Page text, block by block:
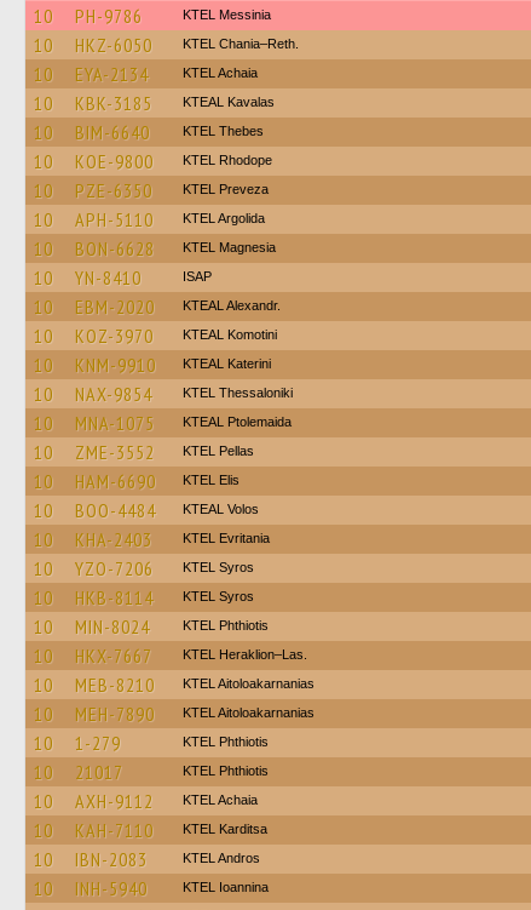
10 PH-9786 KTEL Messinia
10 HKZ-6050 KTEL Chania–Reth.
10 EYA-2134 KTEL Achaia
10 KBK-3185 KTEAL Kavalas
10 BIM-6640 KTEL Thebes
10 KOE-9800 KTEL Rhodope
10 PZE-6350 KTEL Preveza
10 APH-5110 KTEL Argolida
10 BON-6628 ΚΤΕL Magnesia
10 YN-8410 ISAP
10 EBM-2020 KTEAL Alexandr.
10 KOZ-3970 KTEAL Komotini
10 KNM-9910 KTEAL Katerini
10 NAX-9854 KTEL Thessaloniki
10 MNA-1075 KTEAL Ptolemaida
10 ZME-3552 KTEL Pellas
10 HAM-6690 KTEL Elis
10 BOO-4484 KTEAL Volos
10 KHA-2403 ΚΤΕL Evritania
10 YZO-7206 KTEL Syros
10 HKB-8114 KTEL Syros
10 MIN-8024 ΚΤΕL Phthiotis
10 HKX-7667 KTEL Heraklion–Las.
10 MEB-8210 KTEL Aitoloakarnanias
10 MEH-7890 KTEL Aitoloakarnanias
10 1-279 ΚΤΕL Phthiotis
10 21017 ΚΤΕL Phthiotis
10 AXH-9112 KTEL Achaia
10 KAH-7110 ΚΤΕL Karditsa
10 IBN-2083 KTEL Andros
10 INH-5940 KTEL Ioannina